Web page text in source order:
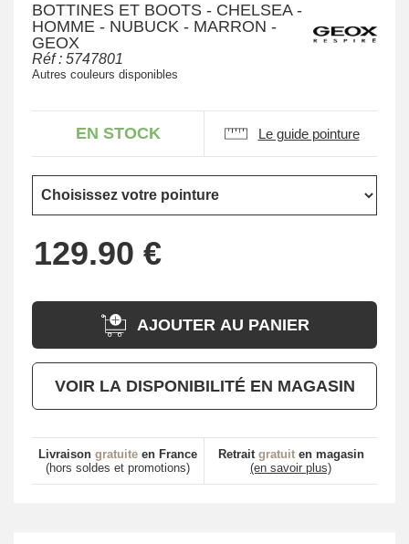
BOTTINES ET BOOTS - CHELSEA -
HOMME - NUBUCK - MARRON -
GEOX
Réf : 5747801
Autres couleurs disponibles
EN STOCK Le guide pointure
AJOUTER AU PANIER
VOIR LA DISPONIBILITÉ EN MAGASIN
Livraison gratuite en France
(hors soldes et promotions)
Retrait gratuiten magasin
(en savoir plus)